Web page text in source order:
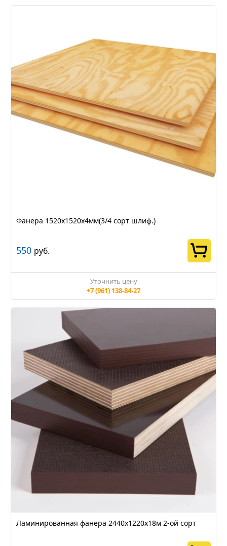
Фанера 1520х1520х4мм(3/4 сорт шлиф.)
550 руб.
Уточнить цену
+7 (961) 138-84-27
Ламинированная фанера 2440х1220х18м 2-ой сорт